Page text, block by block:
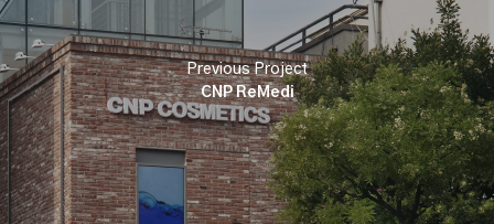
Previous Project
CNP ReMedi